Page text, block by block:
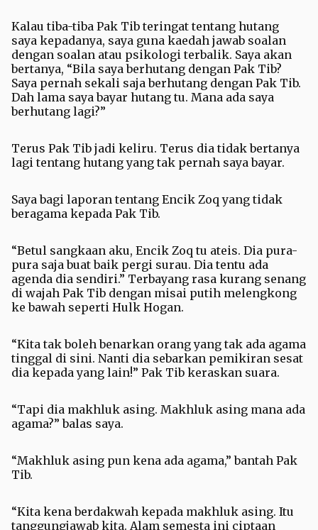
Kalau tiba-tiba Pak Tib teringat tentang hutang
saya kepadanya, saya guna kaedah jawab soalan
dengan soalan atau psikologi terbalik. Saya akan
bertanya, “Bila saya berhutang dengan Pak Tib?
Saya pernah sekali saja berhutang dengan Pak Tib.
Dah lama saya bayar hutang tu. Mana ada saya
berhutang lagi?”
Terus Pak Tib jadi keliru. Terus dia tidak bertanya
lagi tentang hutang yang tak pernah saya bayar.
Saya bagi laporan tentang Encik Zoq yang tidak
beragama kepada Pak Tib.
“Betul sangkaan aku, Encik Zoq tu ateis. Dia pura-
pura saja buat baik pergi surau. Dia tentu ada
agenda dia sendiri.” Terbayang rasa kurang senang
di wajah Pak Tib dengan misai putih melengkong
ke bawah seperti Hulk Hogan.
“Kita tak boleh benarkan orang yang tak ada agama
tinggal di sini. Nanti dia sebarkan pemikiran sesat
dia kepada yang lain!” Pak Tib keraskan suara.
“Tapi dia makhluk asing. Makhluk asing mana ada
agama?” balas saya.
“Makhluk asing pun kena ada agama,” bantah Pak
Tib.
“Kita kena berdakwah kepada makhluk asing. Itu
tanggungjawab kita. Alam semesta ini ciptaan